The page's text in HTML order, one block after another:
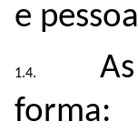
e
forma: